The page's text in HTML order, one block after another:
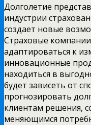
Долголетие
индустрии
создает новые
Страховые
адаптироваться к
инновационные
находиться в
будет зависеть от
прогнозировать
клиентам решения,
меняющимся